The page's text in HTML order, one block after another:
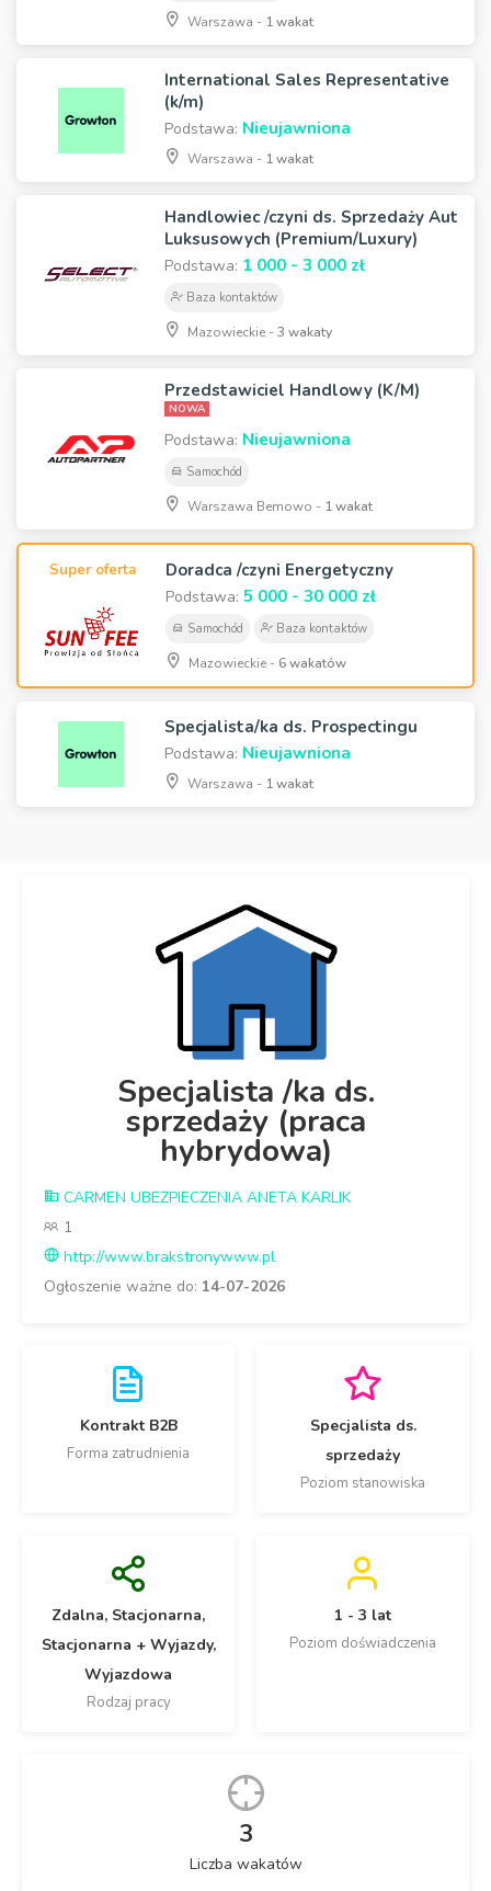
Warszawa - 1 wakat
International Sales Representative
(k/m)
Podstawa: Nieujawniona
Warszawa - 1 wakat
Handlowiec /czyni ds. Sprzedaży Aut
Luksusowych (Premium/Luxury)
Podstawa: 1 000 - 3 000 zł
Baza kontaktów
Mazowieckie -3 wakaty
Przedstawiciel Handlowy (K/M)
NOWA
Podstawa: Nieujawniona
Samochód
Warszawa Bemowo - 1 wakat
Super oferta Doradca /czyni Energetyczny
Podstawa: 5 000 - 30 000 zł
Samochód Baza kontaktów
Mazowieckie - 6 wakatów
Specjalista/ka ds. Prospectingu
Podstawa: Nieujawniona
Warszawa - 1 wakat
Specjalista /ka ds.
sprzedaży (praca
hybrydowa)
CARMEN UBEZPIECZENIA ANETA KARLIK
1
http://www.brakstronywww.pl
Ogłoszenie ważne do: 14-07-2026
Kontrakt B2B
Forma zatrudnienia
Specjalista ds.
sprzedaży
Poziom stanowiska
Zdalna, Stacjonarna,
Stacjonarna + Wyjazdy,
Wyjazdowa
Rodzaj pracy
1 - 3 lat
Poziom doświadczenia
3
Liczba wakatów